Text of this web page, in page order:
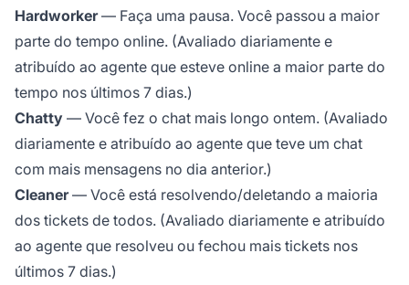
Hardworker— Faça uma pausa. Você passou a maior
parte do tempo online. (Avaliado diariamente e
atribuído ao agente que esteve online a maior parte do
tempo nos últimos 7 dias.)
Chatty — Você fez o chat mais longo ontem. (Avaliado
diariamente e atribuído ao agente que teve um chat
com mais mensagens no dia anterior.)
Cleaner— Você está resolvendo/deletando a maioria
dos tickets de todos. (Avaliado diariamente e atribuído
ao agente que resolveu ou fechou mais tickets nos
últimos 7 dias.)